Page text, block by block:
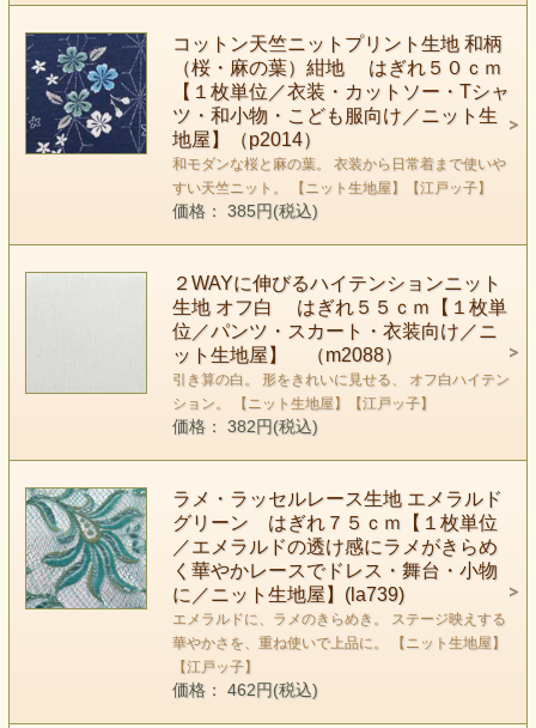
コットン天竺ニットプリント生地 和柄
（桜・麻の葉）紺地 はぎれ５０ｃｍ
【１枚単位／衣装・カットソー・Tシャ
ツ・和小物・こども服向け／ニット生
地屋】（p2014）
和モダンな桜と麻の葉。 衣装から日常着まで使いや
すい天竺ニット。 【ニット生地屋】【江戸ッ子】
価格： 385円(税込)
２WAYに伸びるハイテンションニット
生地 オフ白 はぎれ５５ｃｍ【１枚単
位／パンツ・スカート・衣装向け／ニ
ット生地屋】 （m2088）
引き算の白。 形をきれいに見せる、 オフ白ハイテン
ション。 【ニット生地屋】【江戸ッ子】
価格： 382円(税込)
ラメ・ラッセルレース生地 エメラルド
グリーン はぎれ７５ｃｍ【１枚単位
／エメラルドの透け感にラメがきらめ
く華やかレースでドレス・舞台・小物
に／ニット生地屋】(la739)
エメラルドに、ラメのきらめき。 ステージ映えする
華やかさを、重ね使いで上品に。 【ニット生地屋】
【江戸ッ子】
価格： 462円(税込)